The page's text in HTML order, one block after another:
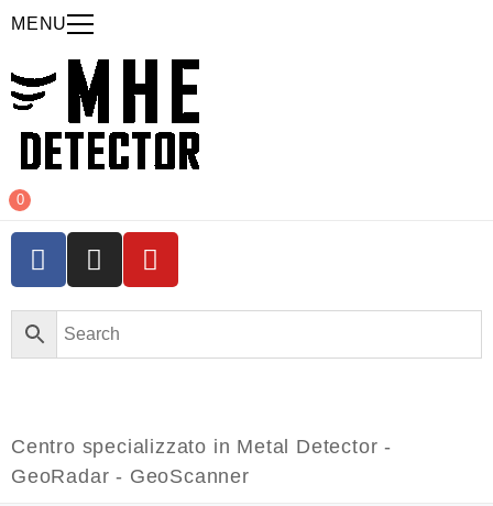
MENU
0
Centro specializzato in Metal Detector -
GeoRadar - GeoScanner